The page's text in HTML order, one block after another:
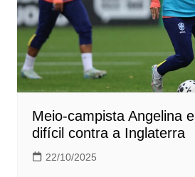
Meio-campista Angelina
difícil contra a Inglaterra
22/10/2025